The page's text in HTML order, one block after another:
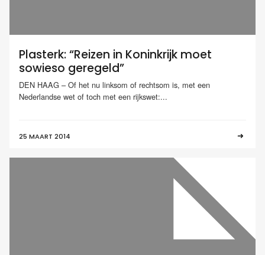
Plasterk: “Reizen in Koninkrijk moet
sowieso geregeld”
DEN HAAG – Of het nu linksom of rechtsom is, met een
Nederlandse wet of toch met een rijkswet:...
25 MAART 2014